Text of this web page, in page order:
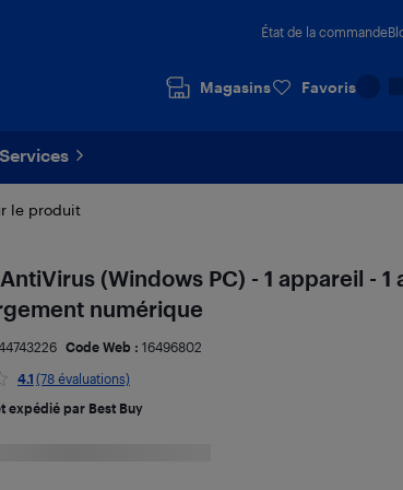
État de la commande
Magasins Favoris
Services
le produit
(Windows PC) - 1 appareil - 1
numérique
Code Web : 16496802
4.1 (78 évaluations)
expédié par Best Buy